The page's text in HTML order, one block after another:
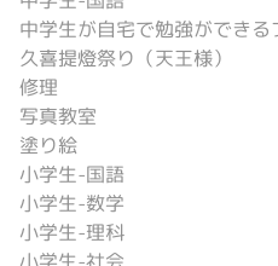
中学生が自宅で勉強ができる
久喜提燈祭り（天王様）
修理
写真教室
塗り絵
小学生-国語
小学生-数学
小学生-理科